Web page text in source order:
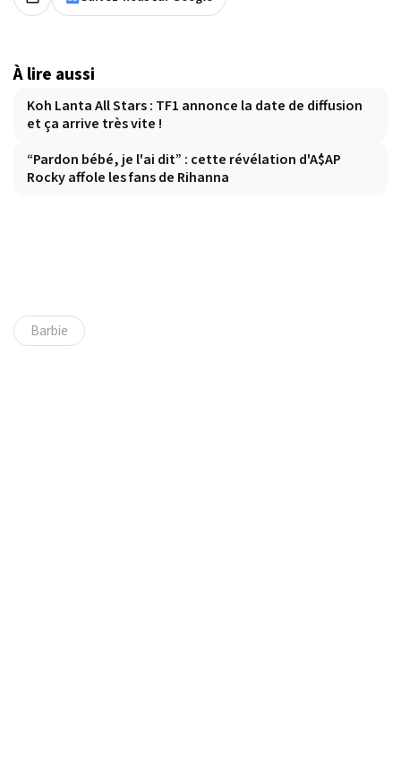
À lire aussi
Koh Lanta All Stars : TF1 annonce la date de diffusion
et ça arrive très vite !
“Pardon bébé, je l'ai dit” : cette révélation d'A$AP
Rocky affole les fans de Rihanna
Barbie